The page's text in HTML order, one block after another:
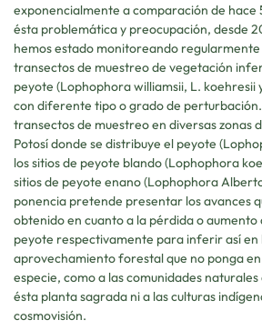
exponencialmente a comparación de hace
ésta problemática y preocupación, desde
hemos estado monitoreando regularmente
transectos de muestreo de vegetación
peyote (Lophophora williamsii, L.
con diferente tipo o grado de
transectos de muestreo en diversas zonas
Potosí donde se distribuye el peyote
los sitios de peyote blando (Lophophora
sitios de peyote enano (Lophophora
ponencia pretende presentar los avances
obtenido en cuanto a la pérdida o aumento
peyote respectivamente para inferir así en
aprovechamiento forestal que no ponga
especie, como a las comunidades
ésta planta sagrada ni a las culturas
cosmovisión.